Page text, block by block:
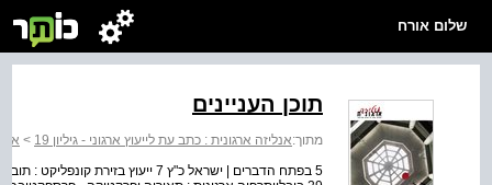
שלום אורח
תוכן העניינים
מתוך:אנליזה ארגונית : כתב עת לייעוץ ארגוני - גיליון 19 >
5 בפתח הדברים | ישראל כ"ץ 7 ייעוץ